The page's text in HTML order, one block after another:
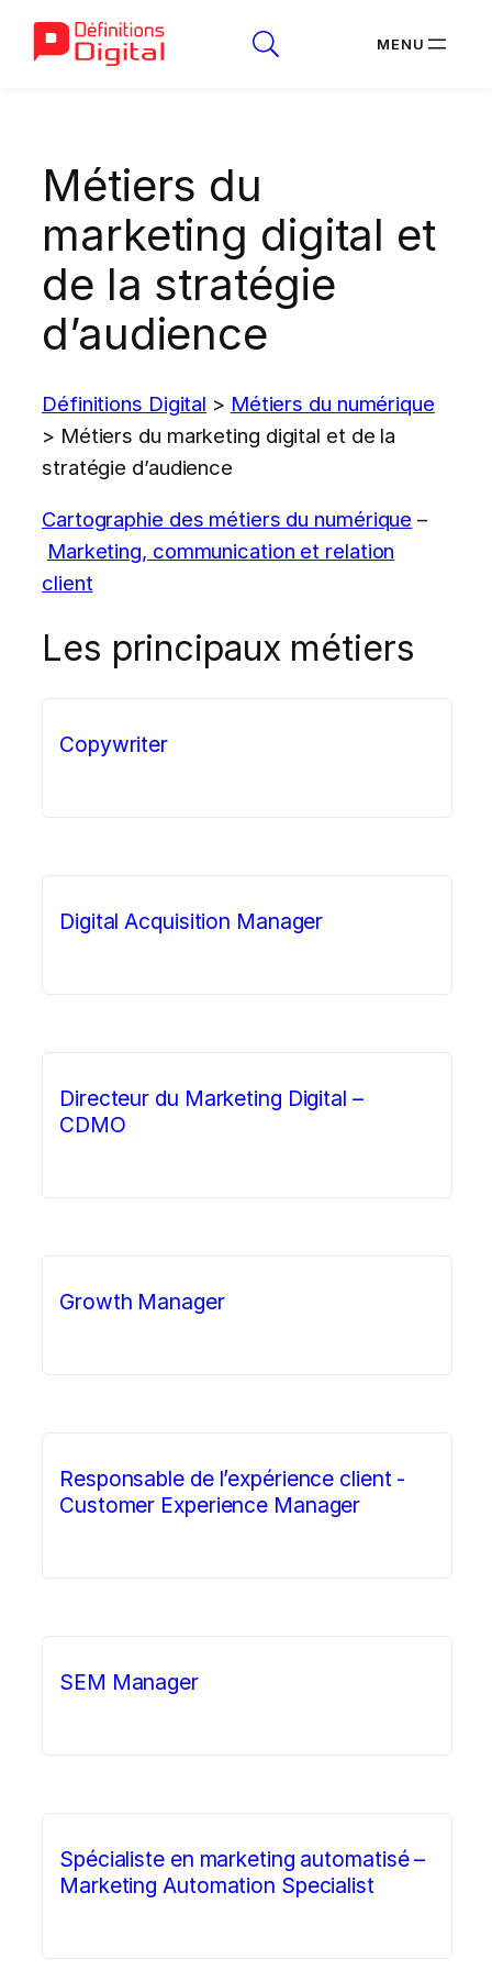
contenu
Métiers du
marketing digital et
de la stratégie
d’audience
Définitions Digital > Métiers du numérique
> Métiers du marketing digital et de la
stratégie d’audience
Cartographie des métiers du numérique –
Marketing, communication et relation
client
Les principaux métiers
Copywriter
Digital Acquisition Manager
Directeur du Marketing Digital –
CDMO
Growth Manager
Responsable de l’expérience client -
Customer Experience Manager
SEM Manager
Spécialiste en marketing automatisé –
Marketing Automation Specialist